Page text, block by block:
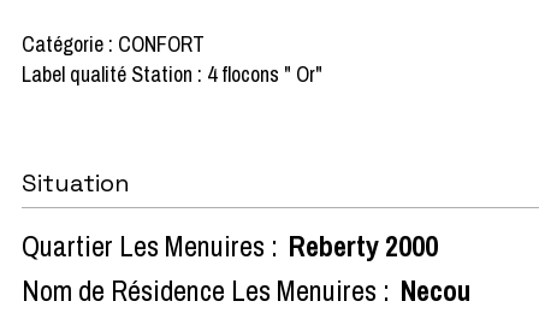
Catégorie : CONFORT
Label qualité Station : 4 flocons " Or"
Situation
Quartier Les Menuires : Reberty 2000
Nom de Résidence Les Menuires : Necou